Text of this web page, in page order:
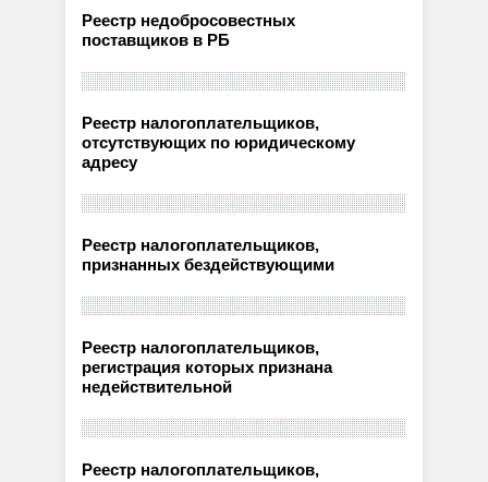
Реестр недобросовестных
поставщиков в РБ
Реестр налогоплательщиков,
отсутствующих по юридическому
адресу
Реестр налогоплательщиков,
признанных бездействующими
Реестр налогоплательщиков,
регистрация которых признана
недействительной
Реестр налогоплательщиков,